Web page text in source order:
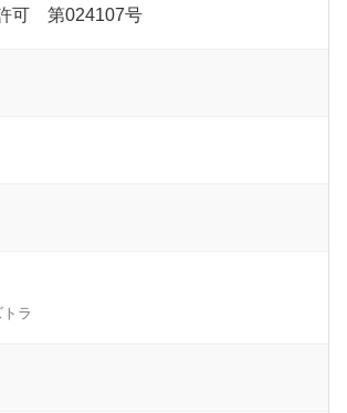
可 第024107号
ラ